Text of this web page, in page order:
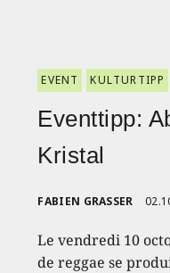
EVENT KULTURTIPP
Eventtipp:
Kristal
FABIEN GRASSER
Le vendredi 10
de reggae se